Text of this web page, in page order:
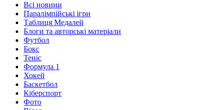
Всі новини
Паралімпійські ігри
Таблиця Медалей
Блоги та авторські матеріали
Футбол
Бокс
Теніс
Формула 1
Хокей
Баскетбол
Кіберспорт
Фото